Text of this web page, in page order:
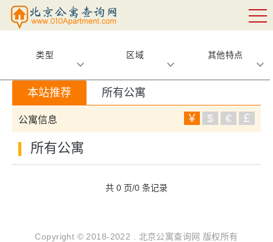
类型 区域 其他特点
本站推荐 所有公寓
公寓信息 ￥ $ € ￡
所有公寓
共 0 页/0 条记录
Copyright © 2018-2022 . 北京公寓查询网 版权所有